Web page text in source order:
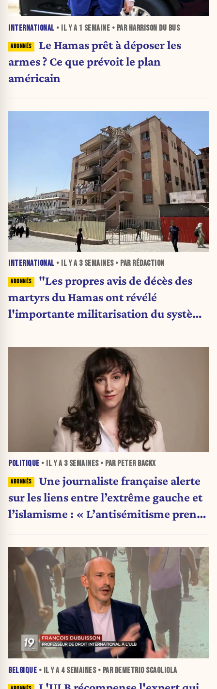
INTERNATIONAL • IL Y A 1 SEMAINE • PAR HARRISON DU BUS
Le Hamas prêt à déposer les
armes ? Ce que prévoit le plan
américain
INTERNATIONAL • IL Y A 3 SEMAINES• PAR RÉDACTION
"Les propres avis de décès des
martyrs du Hamas ont révélé
l'importante militarisation du système
Salo Aizenberg
POLITIQUE • IL Y A 3 SEMAINES• PAR PETER BACKX
Une journaliste française alerte
sur les liens entre l’extrême gauche et
l’islamisme : « L’antisémitisme prend
BELGIQUE • IL Y A 4 SEMAINES• PAR DEMETRIO SCAGLIOLA